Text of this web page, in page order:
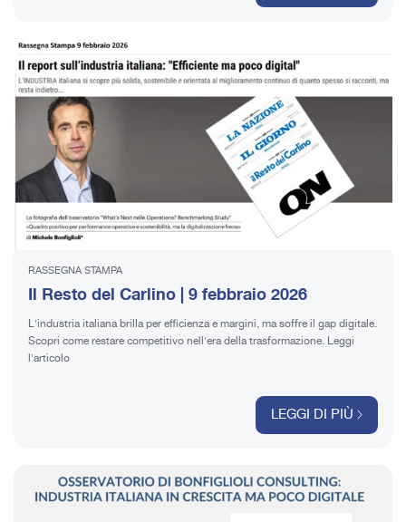
RASSEGNA STAMPA
Il Resto del Carlino | 9 febbraio 2026
L'industria italiana brilla per efficienza e margini, ma soffre il gap digitale.
Scopri come restare competitivo nell'era della trasformazione. Leggi
l'articolo
LEGGI DI PIÙ